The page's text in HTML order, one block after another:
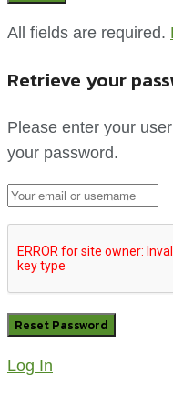
All fields are required.
Retrieve your
Please enter your
your password.
Log In